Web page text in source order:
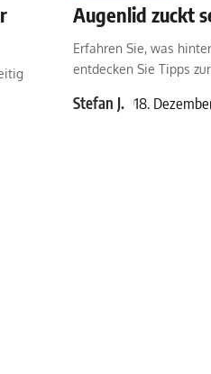
Augenlid zuckt
Erfahren Sie, was
entdecken Sie Tipps zur
Stefan J. 18.